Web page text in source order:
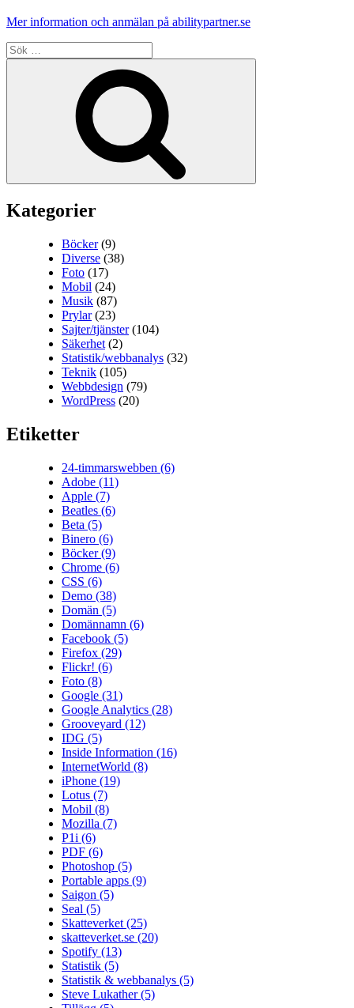
Mer information och anmälan på abilitypartner.se
Sök
efter:
Kategorier
Böcker(9)
Diverse (38)
Foto (17)
Mobil (24)
Musik (87)
Prylar(23)
Sajter/tjänster(104)
Säkerhet (2)
Statistik/webbanalys (32)
Teknik (105)
Webbdesign (79)
WordPress (20)
Etiketter
24-timmarswebben (6)
Adobe (11)
Apple (7)
Beatles (6)
Beta (5)
Binero (6)
Böcker(9)
Chrome (6)
CSS (6)
Demo (38)
Domän (5)
Domännamn (6)
Facebook (5)
Firefox (29)
Flickr! (6)
Foto (8)
Google (31)
Google Analytics (28)
Grooveyard (12)
IDG (5)
Inside Information (16)
InternetWorld (8)
iPhone (19)
Lotus (7)
Mobil (8)
Mozilla (7)
P1i (6)
PDF (6)
Photoshop (5)
Portable apps (9)
Saigon (5)
Seal (5)
Skatteverket (25)
skatteverket.se (20)
Spotify (13)
Statistik (5)
Statistik & webbanalys (5)
Steve Lukather(5)